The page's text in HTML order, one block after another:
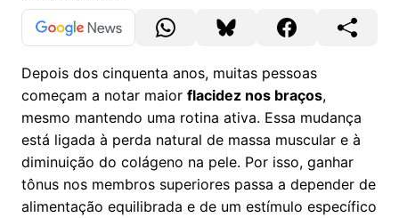
Depois dos cinquenta anos, muitas pessoas
começam a notar maior flacidez nos braços,
mesmo mantendo uma rotina ativa. Essa mudança
está ligada à perda natural de massa muscular e à
diminuição do colágeno na pele. Por isso, ganhar
tônus nos membros superiores passa a depender de
alimentação equilibrada e de um estímulo específico